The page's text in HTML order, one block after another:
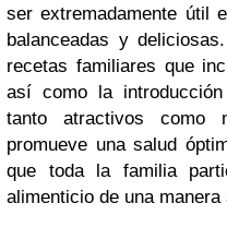
ser extremadamente útil
balanceadas y
recetas familiares que
así como la
tanto atractivos
promueve una salud
que toda la familia
alimenticio de una